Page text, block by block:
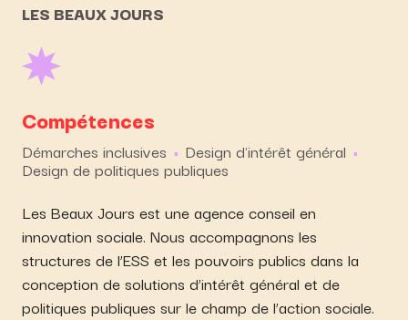
LES BEAUX JOURS
Compétences
Démarches inclusives Design d'intérêt général
Design de politiques publiques
Les Beaux Jours est une agence conseil en
innovation sociale. Nous accompagnons les
structures de l’ESS et les pouvoirs publics dans la
conception de solutions d’intérêt général et de
politiques publiques sur le champ de l’action sociale.